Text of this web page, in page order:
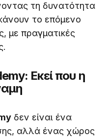
τη δυνατότητα
το επόμενο
με πραγματικές
Εκεί που η
δεν είναι ένα
αλλά ένας χώρος